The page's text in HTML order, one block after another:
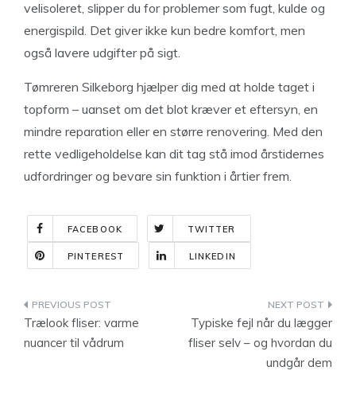
velisoleret, slipper du for problemer som fugt, kulde og
energispild. Det giver ikke kun bedre komfort, men
også lavere udgifter på sigt.
Tømreren Silkeborg hjælper dig med at holde taget i
topform – uanset om det blot kræver et eftersyn, en
mindre reparation eller en større renovering. Med den
rette vedligeholdelse kan dit tag stå imod årstidernes
udfordringer og bevare sin funktion i årtier frem.
FACEBOOK TWITTER
PINTEREST LINKEDIN
Indlægsnavigation
Trælook fliser: varme
nuancer til vådrum
Typiske fejl når du lægger
fliser selv – og hvordan du
undgår dem